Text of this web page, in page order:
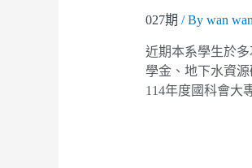
027期 / By wan
近期本系學生於
學金、地下水資
114年度國科會大